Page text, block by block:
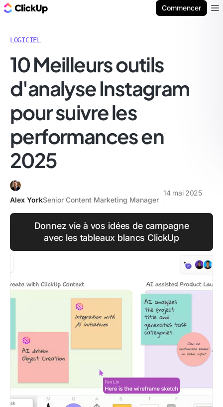
Commencer
LOGICIEL
10 Meilleurs outils
d'analyse Instagram
pour suivre les
performances en
2025
Alex YorkSenior Content Marketing Manager
14 mai 2025
Donnez vie à vos idées de campagne
avec les tableaux blancs ClickUp